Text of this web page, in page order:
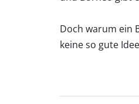
Doch warum ein
keine so gute